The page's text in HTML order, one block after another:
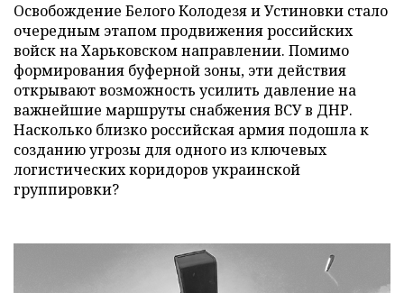
Освобождение Белого Колодезя и Устиновки стало
очередным этапом продвижения российских
войск на Харьковском направлении. Помимо
формирования буферной зоны, эти действия
открывают возможность усилить давление на
важнейшие маршруты снабжения ВСУ в ДНР.
Насколько близко российская армия подошла к
созданию угрозы для одного из ключевых
логистических коридоров украинской
группировки?